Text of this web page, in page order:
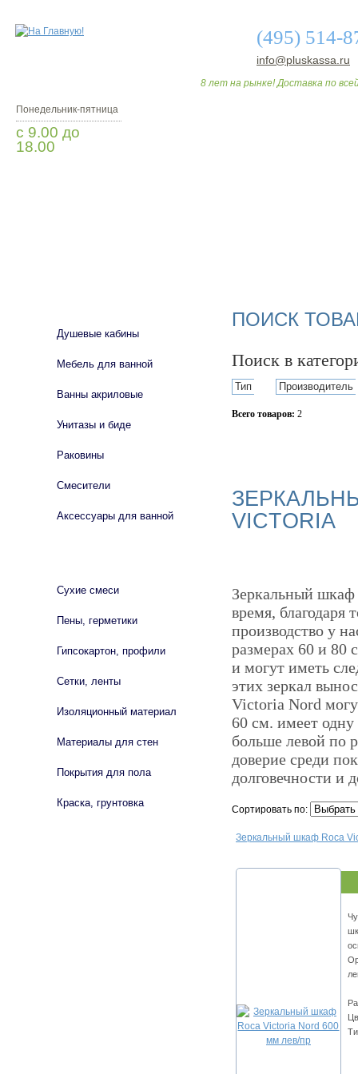
(495) 514-
info@pluskassa.ru
8 лет на рынке! Доставка по
Понедельник-пятница
с 9.00 до
18.00
ПОИСК
Поиск в
Тип Производитель
Всего товаров: 2
VICTORIA
Зеркальный шкаф
время, благодаря
производство у
размерах 60 и 80
и могут иметь
этих зеркал
Victoria Nord
60 см. имеет
больше левой по
доверие среди
долговечности и
Сортировать по:
Зеркальный шкаф Roca
Душевые кабины
Мебель для ванной
Ванны акриловые
Унитазы и биде
Раковины
Смесители
Аксессуары для ванной
Сухие смеси
Пены, герметики
Гипсокартон, профили
Сетки, ленты
Изоляционный материал
Материалы для стен
Покрытия для пола
Краска, грунтовка